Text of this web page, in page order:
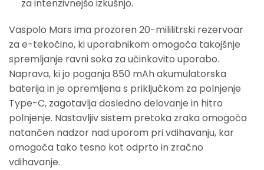
za intenzivnejšo izkušnjo.
Vaspolo Mars ima prozoren 20-mililitrski rezervoar
za e-tekočino, ki uporabnikom omogoča takojšnje
spremljanje ravni soka za učinkovito uporabo.
Naprava, ki jo poganja 850 mAh akumulatorska
baterija in je opremljena s priključkom za polnjenje
Type-C, zagotavlja dosledno delovanje in hitro
polnjenje. Nastavljiv sistem pretoka zraka omogoča
natančen nadzor nad uporom pri vdihavanju, kar
omogoča tako tesno kot odprto in zračno
vdihavanje.